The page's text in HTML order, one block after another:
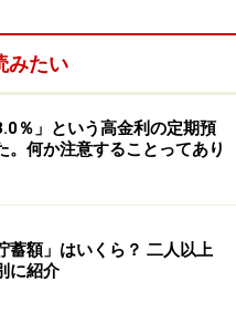
みたい
％」という高金利の定期預
。何か注意することってあり
蓄額」はいくら？ 二人以上
に紹介